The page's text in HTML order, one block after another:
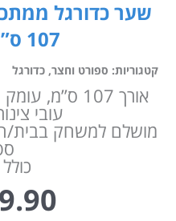
שער כדורגל
107 ס”מ (דרבי)
קטגוריות: ספורט וחצר,כדורגל
אורך 107 ס”מ, עומק 35 ס”מ, גובה 60 ס”מ.
עובי צינור 1.9
מושלם למשחק בבית/